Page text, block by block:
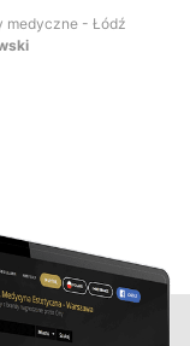
medyczne - Łódź